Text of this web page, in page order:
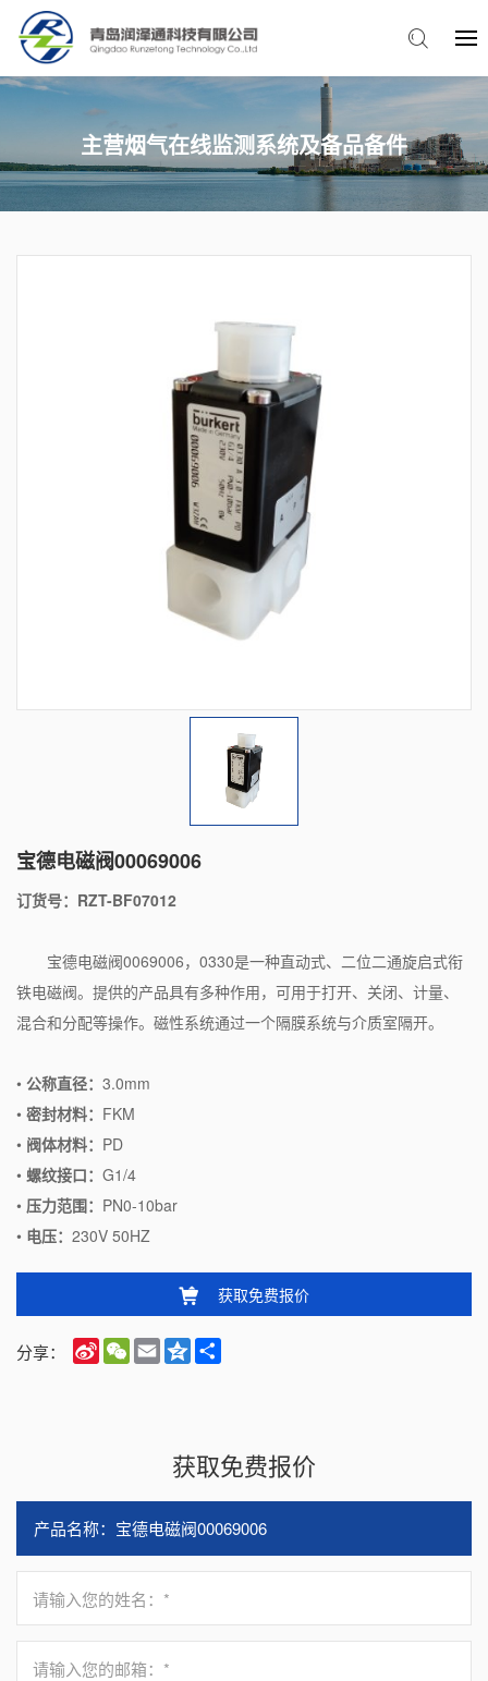
主营烟气在线监测系统及备品备件
宝德电磁阀00069006
订货号：RZT-BF07012
宝德电磁阀0069006，0330是一种直动式、二位二通旋启式衔
铁电磁阀。提供的产品具有多种作用，可用于打开、关闭、计量、
混合和分配等操作。磁性系统通过一个隔膜系统与介质室隔开。
• 公称直径： 3.0mm
• 密封材料： FKM
• 阀体材料： PD
• 螺纹接口： G1/4
• 压力范围： PN0-10bar
• 电压： 230V 50HZ
获取免费报价
分享： Sina
Weibo
WeChat
EmailQzone
获取免费报价
请输入您的姓名：*
请输入您的邮箱：*